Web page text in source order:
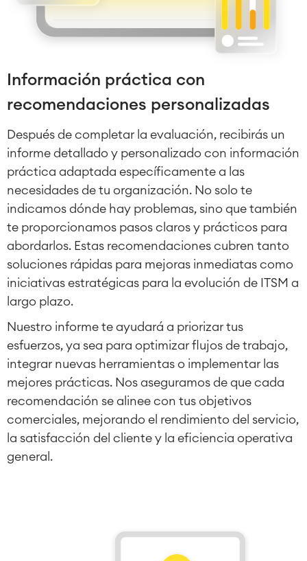
Integration
Inteligencia Artificial
SAP Integración
Atlassian Backup & Restore
SOBRE NOSOTROS
■
■
■
Información práctica con
recomendaciones personalizadas
Después de completar la evaluación, recibirás un
informe detallado y personalizado con información
práctica adaptada específicamente a las
necesidades de tu organización. No solo te
indicamos dónde hay problemas, sino que también
te proporcionamos pasos claros y prácticos para
abordarlos. Estas recomendaciones cubren tanto
soluciones rápidas para mejoras inmediatas como
iniciativas estratégicas para la evolución de ITSM a
largo plazo.
Nuestro informe te ayudará a priorizar tus
esfuerzos, ya sea para optimizar flujos de trabajo,
integrar nuevas herramientas o implementar las
mejores prácticas. Nos aseguramos de que cada
recomendación se alinee con tus objetivos
comerciales, mejorando el rendimiento del servicio,
la satisfacción del cliente y la eficiencia operativa
general.